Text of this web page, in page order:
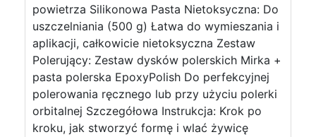
powietrza Silikonowa Pasta Nietoksyczna: Do
uszczelniania (500 g) Łatwa do wymieszania i
aplikacji, całkowicie nietoksyczna Zestaw
Polerujący: Zestaw dysków polerskich Mirka +
pasta polerska EpoxyPolish Do perfekcyjnej
polerowania ręcznego lub przy użyciu polerki
orbitalnej Szczegółowa Instrukcja: Krok po
kroku, jak stworzyć formę i wlać żywicę